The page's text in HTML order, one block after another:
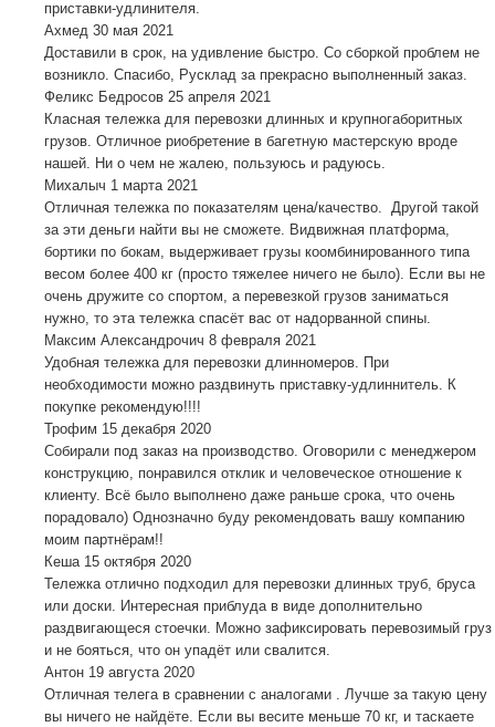
приставки-удлинителя.
Ахмед 30 мая 2021
Доставили в срок, на удивление быстро. Со сборкой проблем не
возникло. Спасибо, Русклад за прекрасно выполненный заказ.
Феликс Бедросов 25 апреля 2021
Класная тележка для перевозки длинных и крупногаборитных
грузов. Отличное риобретение в багетную мастерскую вроде
нашей. Ни о чем не жалею, пользуюсь и радуюсь.
Михалыч 1 марта 2021
Отличная тележка по показателям цена/качество. Другой такой
за эти деньги найти вы не сможете. Видвижная платформа,
бортики по бокам, выдерживает грузы коомбинированного типа
весом более 400 кг (просто тяжелее ничего не было). Если вы не
очень дружите со спортом, а перевезкой грузов заниматься
нужно, то эта тележка спасёт вас от надорванной спины.
Максим Александрочич 8 февраля 2021
Удобная тележка для перевозки длинномеров. При
необходимости можно раздвинуть приставку-удлиннитель. К
покупке рекомендую!!!!
Трофим 15 декабря 2020
Собирали под заказ на производство. Оговорили с менеджером
конструкцию, понравился отклик и человеческое отношение к
клиенту. Всё было выполнено даже раньше срока, что очень
порадовало) Однозначно буду рекомендовать вашу компанию
моим партнёрам!!
Кеша 15 октября 2020
Тележка отлично подходил для перевозки длинных труб, бруса
или доски. Интересная приблуда в виде дополнительно
раздвигающеся стоечки. Можно зафиксировать перевозимый груз
и не бояться, что он упадёт или свалится.
Антон 19 августа 2020
Отличная телега в сравнении с аналогами . Лучше за такую цену
вы ничего не найдёте. Если вы весите меньше 70 кг, и таскаете